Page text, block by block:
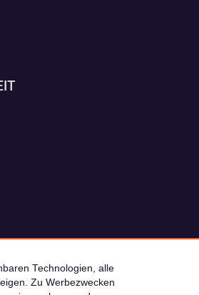
Technologien, alle
Zu Werbezwecken